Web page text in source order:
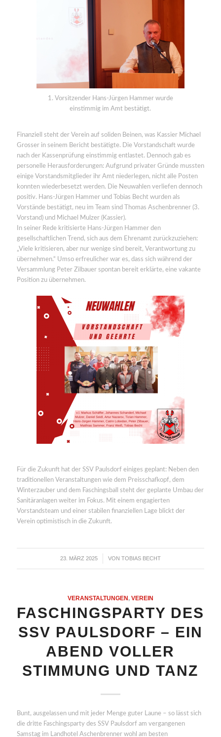
1. Vorsitzender Hans-Jürgen Hammer wurde
einstimmig im Amt bestätigt.
Finanziell steht der Verein auf soliden Beinen, was Kassier Michael
Grosser in seinem Bericht bestätigte. Die Vorstandschaft wurde
nach der Kassenprüfung einstimmig entlastet. Dennoch gab es
personelle Herausforderungen: Aufgrund privater Gründe mussten
einige Vorstandsmitglieder ihr Amt niederlegen, nicht alle Posten
konnten wiederbesetzt werden. Die Neuwahlen verliefen dennoch
positiv. Hans-Jürgen Hammer und Tobias Becht wurden als
Vorstände bestätigt, neu im Team sind Thomas Aschenbrenner (3.
Vorstand) und Michael Mulzer (Kassier).
In seiner Rede kritisierte Hans-Jürgen Hammer den
gesellschaftlichen Trend, sich aus dem Ehrenamt zurückzuziehen:
„Viele kritisieren, aber nur wenige sind bereit, Verantwortung zu
übernehmen.“ Umso erfreulicher war es, dass sich während der
Versammlung Peter Zilbauer spontan bereit erklärte, eine vakante
Position zu übernehmen.
Für die Zukunft hat der SSV Paulsdorf einiges geplant: Neben den
traditionellen Veranstaltungen wie dem Preisschafkopf, dem
Winterzauber und dem Faschingsball steht der geplante Umbau der
Sanitäranlagen weiter im Fokus. Mit einem engagierten
Vorstandsteam und einer stabilen finanziellen Lage blickt der
Verein optimistisch in die Zukunft.
23. MÄRZ 2025
/ VON TOBIAS BECHT
VERANSTALTUNGEN, VEREIN
FASCHINGSPARTY DES
SSV PAULSDORF – EIN
ABEND VOLLER
STIMMUNG UND TANZ
Bunt, ausgelassen und mit jeder Menge guter Laune – so lässt sich
die dritte Faschingsparty des SSV Paulsdorf am vergangenen
Samstag im Landhotel Aschenbrenner wohl am besten